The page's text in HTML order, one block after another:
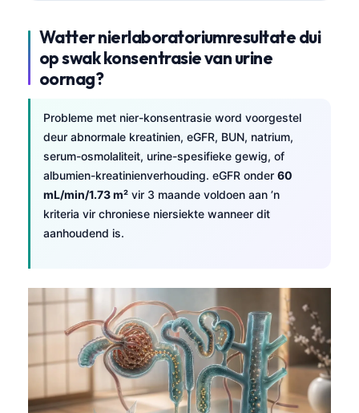
Watter nierlaboratoriumresultate dui
op swak konsentrasie van urine
oornag?
Probleme met nier-konsentrasie word voorgestel
deur abnormale kreatinien, eGFR, BUN, natrium,
serum-osmolaliteit, urine-spesifieke gewig, of
albumien-kreatinienverhouding. eGFR onder 60
mL/min/1.73 m² vir 3 maande voldoen aan ’n
kriteria vir chroniese niersiekte wanneer dit
aanhoudend is.